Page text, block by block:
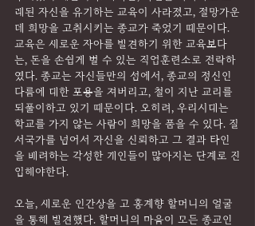
래된 자신을 유기하는 교육이 사라졌고, 절망가운
데 희망을 고취시키는 종교가 죽었기 때문이다.
교육은 새로운 자아를 발견하기 위한 교육보다
는, 돈을 손쉽게 벌 수 있는 직업훈련소로 전락하
였다. 종교는 자신들만의 섬에서, 종교의 정신인
다름에 대한 포용을 져버리고, 철이 지난 교리를
되풀이하고 있기 때문이다. 오히려, 우리시대는
학교를 가지 않는 사람이 희망을 품을 수 있다. 질
서국가를 넘어서 자신을 신뢰하고 그 결과 타인
을 배려하는 각성한 개인들이 많아지는 단계로 진
입해야한다.
오늘, 새로운 인간상을 고 홍계향 할머니의 얼굴
을 통해 발견했다. 할머니의 마음이 모든 종교인